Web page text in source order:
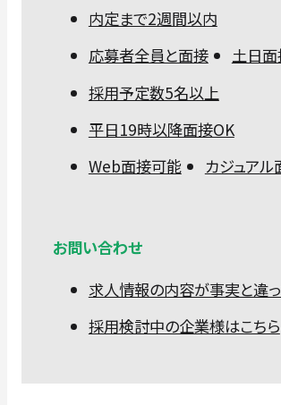
内定まで2週間以内
応募者全員と面接
土日
採用予定数5名以上
平日19時以降面接OK
Web面接可能
カジュア
お問い合わせ
求人情報の内容が事実と違
採用検討中の企業様はこちら